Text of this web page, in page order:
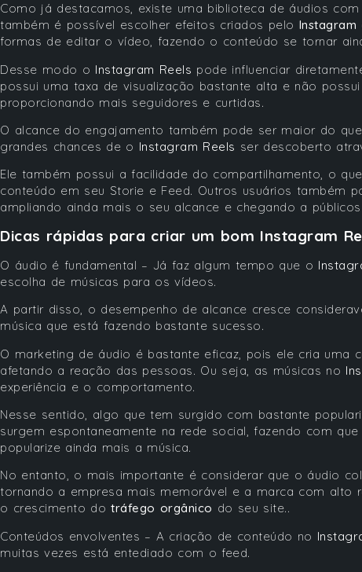
Como já destacamos, existe uma biblioteca de áudios
também é possível escolher efeitos criados pelo Instagram
formas de editar o vídeo, fazendo o conteúdo se tornar
Desse modo o Instagram Reels pode influenciar
possui uma taxa de visualização bastante alta e não
proporcionando mais seguidores e curtidas.
O alcance do engajamento também pode ser maior do
grandes chances de o Instagram Reels ser descoberto
Ele também possui a facilidade do compartilhamento, o
conteúdo em seu Storie e Feed. Outros usuários também
ampliando ainda mais o seu alcance e chegando a
Dicas rápidas para criar um bom Instagram
O áudio é fundamental – Já faz algum tempo que o
escolha de músicas para os vídeos.
A partir disso, o desempenho de alcance cresce
música que está fazendo bastante sucesso.
O marketing de áudio é bastante eficaz, pois ele cria uma
afetando a reação das pessoas. Ou seja, as músicas no
experiência e o comportamento.
Nesse sentido, algo que tem surgido com bastante
surgem espontaneamente na rede social, fazendo com
popularize ainda mais a música.
No entanto, o mais importante é considerar que o áudio
tornando a empresa mais memorável e a marca com alto
o crescimento do tráfego orgânico do seu site..
Conteúdos envolventes – A criação de conteúdo no
muitas vezes está entediado com o feed.